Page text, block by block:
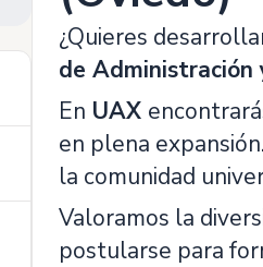
¿Quieres
de Administración
En UAX
en plena
la comunidad
Valoramos la
postularse para